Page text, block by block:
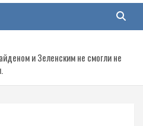
и Зеленским не смогли не